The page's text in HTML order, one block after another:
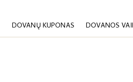
DOVANŲ KUPONAS DOVANOS